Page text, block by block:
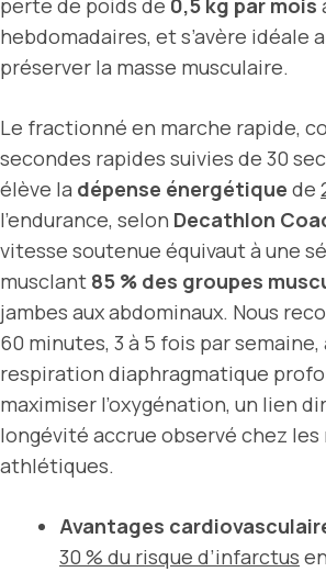
perte de poids de 0,5 kg par mois
hebdomadaires, et s’avère idéale
préserver la masse musculaire.
Le fractionné en marche rapide,
secondes rapides suivies de 30
élève la dépense énergétique de
l’endurance, selon Decathlon
vitesse soutenue équivaut à une
musclant 85 % des groupes
jambes aux abdominaux. Nous
60 minutes, 3 à 5 fois par semaine,
respiration diaphragmatique
maximiser l’oxygénation, un lien
longévité accrue observé chez les
athlétiques.
Avantages
30 % du risque d’infarctus